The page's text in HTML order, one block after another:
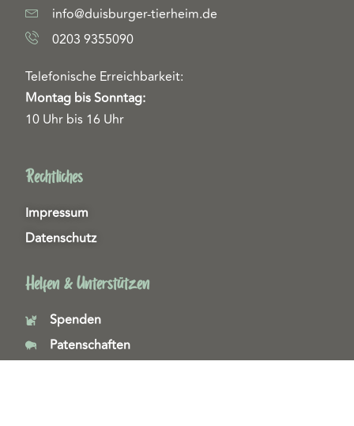
info@duisburger-tierheim.de
0203 9355090
Telefonische Erreichbarkeit:
Montag bis Sonntag:
10 Uhr bis 16 Uhr
Rechtliches
Impressum
Datenschutz
Helfen & Unterstützen
Spenden
Patenschaften